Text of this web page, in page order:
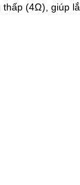
(4Ω), giúp